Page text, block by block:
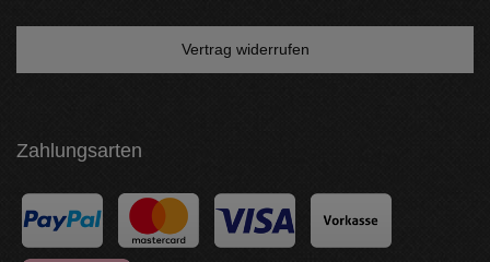
Vertrag widerrufen
Zahlungsarten